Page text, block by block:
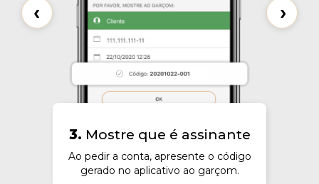
‹
3. Mostre que é assinante
Ao pedir a conta, apresente o código
gerado no aplicativo ao garçom.
›